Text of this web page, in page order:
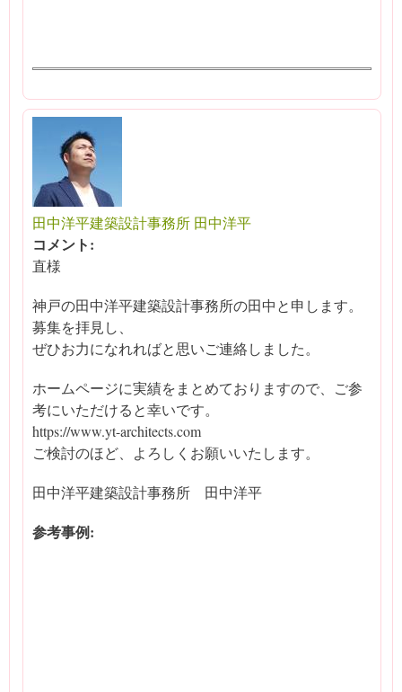
田中洋平建築設計事務所 田中洋平
コメント:
直様
神戸の田中洋平建築設計事務所の田中と申します。
募集を拝見し、
ぜひお力になれればと思いご連絡しました。
ホームページに実績をまとめておりますので、ご参
考にいただけると幸いです。
https://www.yt-architects.com
ご検討のほど、よろしくお願いいたします。
田中洋平建築設計事務所 田中洋平
参考事例: